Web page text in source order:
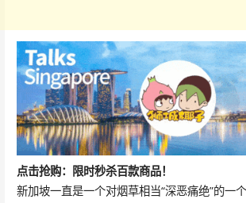
点击抢购：限时秒杀百款商品！
新加坡一直是一个对烟草相当“深恶痛绝”的一个